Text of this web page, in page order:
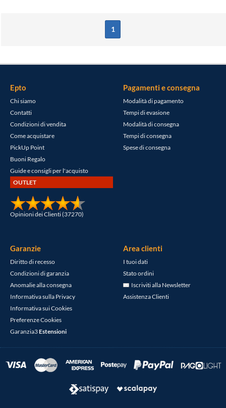
1
Epto
Chi siamo
Contatti
Condizioni di vendita
Come acquistare
PickUp Point
Buoni Regalo
Guide e consigli per l'acquisto
OUTLET
Opinioni dei Clienti (37270)
Pagamenti e consegna
Modalità di pagamento
Tempi di evasione
Modalità di consegna
Tempi di consegna
Spese di consegna
Garanzie
Diritto di recesso
Condizioni di garanzia
Anomalie alla consegna
Informativa sulla Privacy
Informativa sui Cookies
Preferenze Cookies
Garanzia3Estensioni
Area clienti
I tuoi dati
Stato ordini
Iscriviti alla Newsletter
Assistenza Clienti